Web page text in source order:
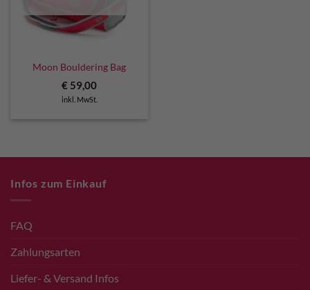
Moon Bouldering Bag
€ 59,00
inkl. MwSt.
Infos zum Einkauf
FAQ
Zahlungsarten
Liefer- & Versand Infos